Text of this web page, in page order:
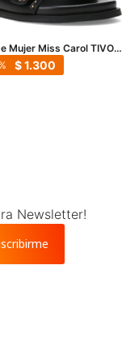
Mujer Miss Carol TIVOX
$1.300
Newsletter!